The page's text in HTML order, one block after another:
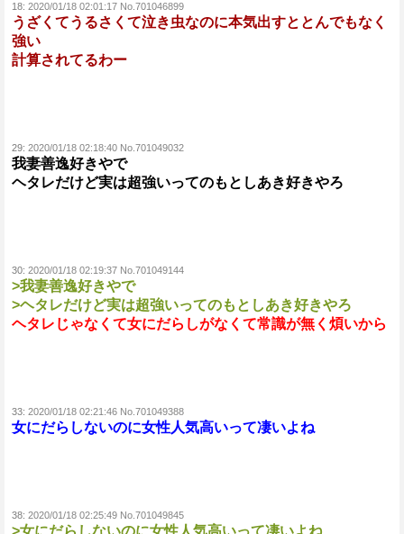
18: 2020/01/18 02:01:17 No.701046899
うざくてうるさくて泣き虫なのに本気出すととんでもなく
強い
計算されてるわー
29: 2020/01/18 02:18:40 No.701049032
我妻善逸好きやで
ヘタレだけど実は超強いってのもとしあき好きやろ
30: 2020/01/18 02:19:37 No.701049144
>我妻善逸好きやで
>ヘタレだけど実は超強いってのもとしあき好きやろ
ヘタレじゃなくて女にだらしがなくて常識が無く煩いから
33: 2020/01/18 02:21:46 No.701049388
女にだらしないのに女性人気高いって凄いよね
38: 2020/01/18 02:25:49 No.701049845
>女にだらしないのに女性人気高いって凄いよね